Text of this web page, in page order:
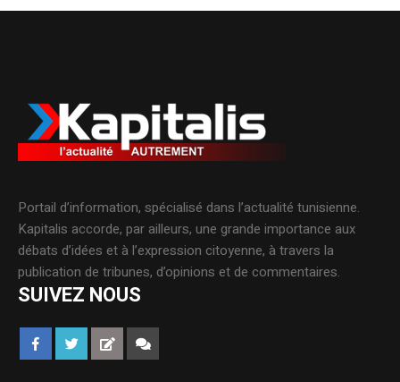
Portail d’information, spécialisé dans l’actualité tunisienne.
Kapitalis accorde, par ailleurs, une grande importance aux
débats d’idées et à l’expression citoyenne, à travers la
publication de tribunes, d’opinions et de commentaires.
SUIVEZ NOUS